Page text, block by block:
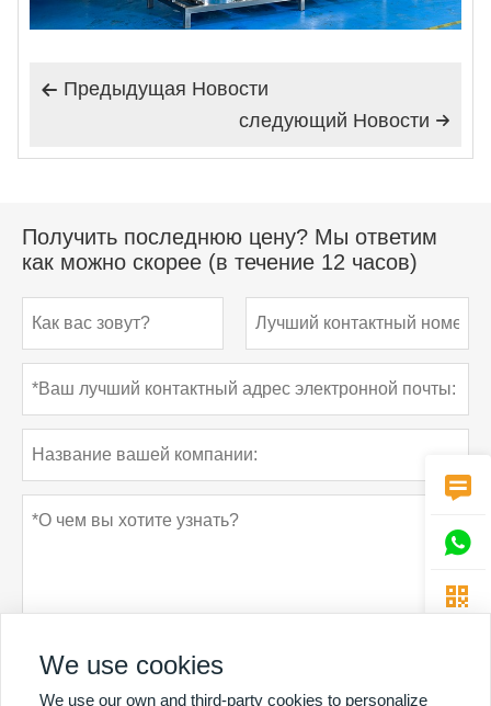
 Предыдущая Hовости

следующий Hовости
Получить последнюю цену? Мы ответим
как можно скорее (в течение 12 часов)



We use cookies
We use our own and third-party cookies to personalize